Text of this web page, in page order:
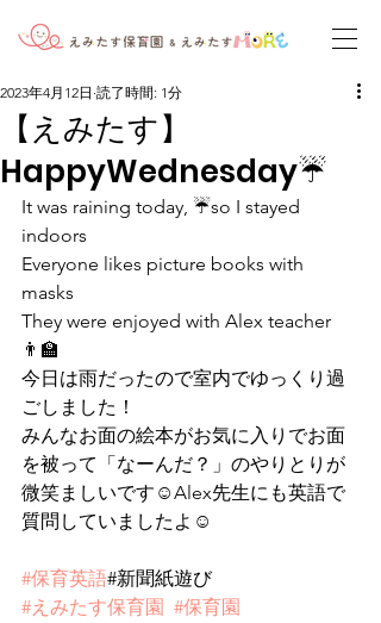
【えみたす】
HappyWednesday☔️
2023年4月12日 読了時間: 1分
It was raining today, ☔️so I stayed
indoors
Everyone likes picture books with
masks
They were enjoyed with Alex teacher
👨‍🏫
今日は雨だったので室内でゆっくり過
ごしました！
みんなお面の絵本がお気に入りでお面
を被って「なーんだ？」のやりとりが
微笑ましいです☺️Alex先生にも英語で
質問していましたよ☺️
#保育英語#新聞紙遊び
#えみたす保育園 #保育園